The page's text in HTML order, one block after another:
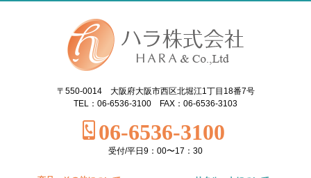
〒550-0014 大阪府大阪市西区北堀江1丁目18番7号
TEL：06-6536-3100 FAX：06-6536-3103
06-6536-3100
受付/平日9：00〜17：30